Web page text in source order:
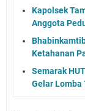
Kapolsek
Anggota
Ketahanan
Semarak
Gelar Lomba